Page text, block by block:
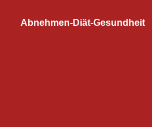
Abnehmen-Diät-Gesundheit